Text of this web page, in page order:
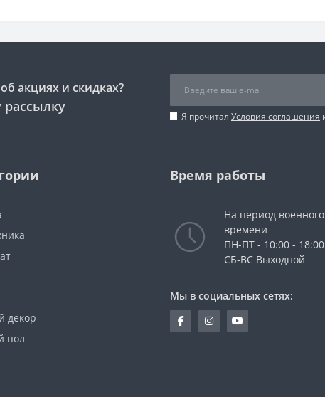
акциях и скидках?
Я прочитал Условия соглашения
декор
пол
Время работы
На период военного
времени
ПН-ПТ - 10:00 - 18:00
СБ-ВС Выходной
Мы в социальных сетях: